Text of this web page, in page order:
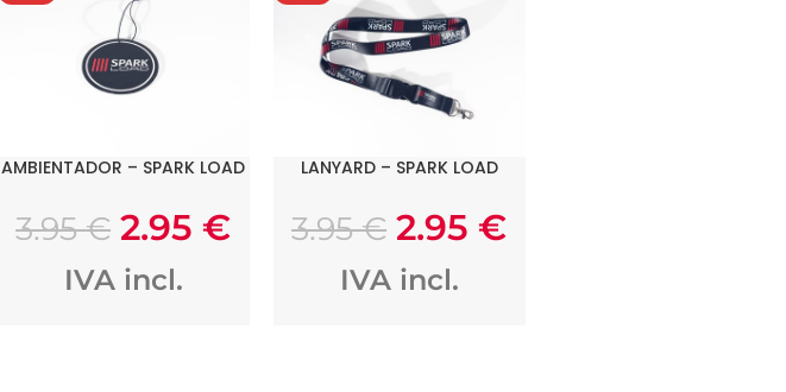
AÑADIR AL CARRITO
AMBIENTADOR – SPARK LOAD
3.95€ 2.95€
IVA incl.
AÑADIR AL CARRITO
LANYARD – SPARK LOAD
3.95€ 2.95€
IVA incl.